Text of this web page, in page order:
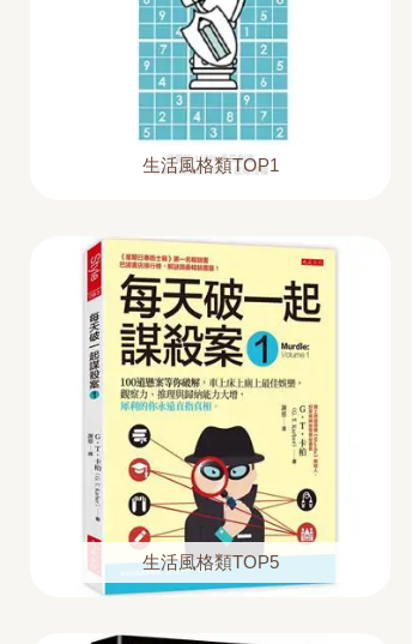
生活風格類TOP1
生活風格類TOP5